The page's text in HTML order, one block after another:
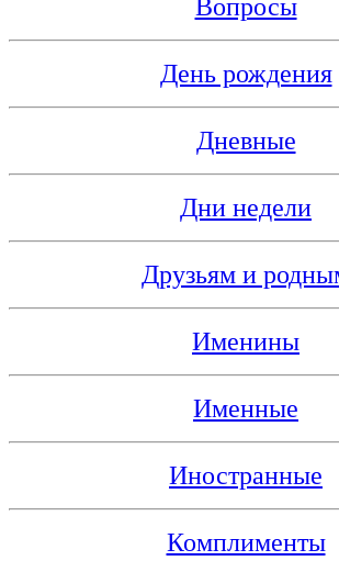
Вопросы
День рождения
Дневные
Дни недели
Друзьям и
Именины
Именные
Иностранные
Комплименты